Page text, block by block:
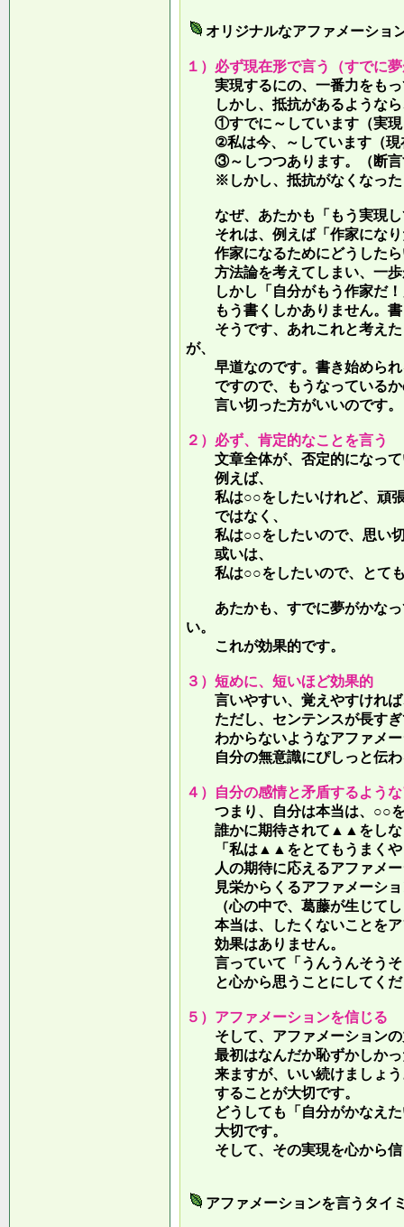
オリジナルなアファメーショ
１）必ず現在形で言う（すでに
実現するにの、一番力をもっ
しかし、抵抗があるような
①すでに～しています（実現
②私は今、～しています（現
③～しつつあります。（断言
※しかし、抵抗がなくなった
なぜ、あたかも「もう実現し
それは、例えば「作家になり
作家になるためにどうしたら
方法論を考えてしまい、一歩
しかし「自分がもう作家だ！
もう書くしかありません。書
そうです、あれこれと考えた
が、
早道なのです。書き始められ
ですので、もうなっているか
言い切った方がいいのです。
２）必ず、肯定的なことを言う
文章全体が、否定的になっ
例えば、
私は○○をしたいけれど、頑張
ではなく、
私は○○をしたいので、思い切
或いは、
私は○○をしたいので、とても
あたかも、すでに夢がかなっ
い。
これが効果的です。
３）短めに、短いほど効果的
言いやすい、覚えやすければ
ただし、センテンスが長すぎ
わからないようなアファメー
自分の無意識にぴしっと伝わ
４）自分の感情と矛盾するよう
つまり、自分は本当は、○○を
誰かに期待されて▲▲をしな
「私は▲▲をとてもうまくや
人の期待に応えるアファメ
見栄からくるアファメーショ
（心の中で、葛藤が生じてし
本当は、したくないことをア
効果はありません。
言っていて 「うんうんそう
と心から思うことにしてくだ
５）アファメーションを信じる
そして、アファメーションの
最初はなんだか恥ずかしかっ
来ますが、いい続けましょう
することが大切です。
どうしても「自分がかなえた
大切です。
そして、その実現を心から信
アファメーションを言うタイ